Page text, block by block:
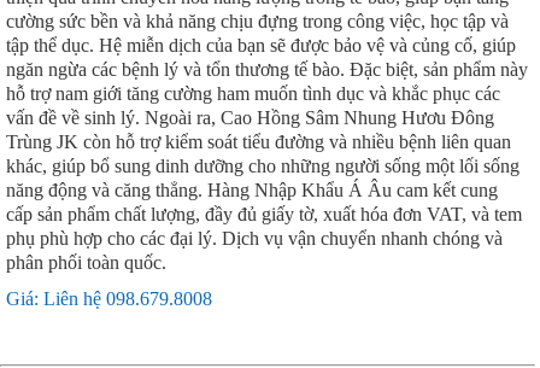
cường sức bền và khả năng chịu đựng trong công việc, học tập và
tập thể dục. Hệ miễn dịch của bạn sẽ được bảo vệ và củng cố, giúp
ngăn ngừa các bệnh lý và tổn thương tế bào. Đặc biệt, sản phẩm này
hỗ trợ nam giới tăng cường ham muốn tình dục và khắc phục các
vấn đề về sinh lý. Ngoài ra, Cao Hồng Sâm Nhung Hươu Đông
Trùng JK còn hỗ trợ kiểm soát tiểu đường và nhiều bệnh liên quan
khác, giúp bổ sung dinh dưỡng cho những người sống một lối sống
năng động và căng thẳng. Hàng Nhập Khẩu Á Âu cam kết cung
cấp sản phẩm chất lượng, đầy đủ giấy tờ, xuất hóa đơn VAT, và tem
phụ phù hợp cho các đại lý. Dịch vụ vận chuyển nhanh chóng và
phân phối toàn quốc.
Giá: Liên hệ 098.679.8008